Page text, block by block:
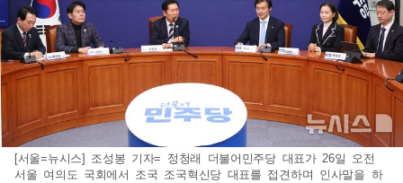
[서울=뉴시스] 조성봉 기자= 정청래 더불어민주당 대표가 26일 오전
서울 여의도 국회에서 조국 조국혁신당 대표를 접견하며 인사말을 하